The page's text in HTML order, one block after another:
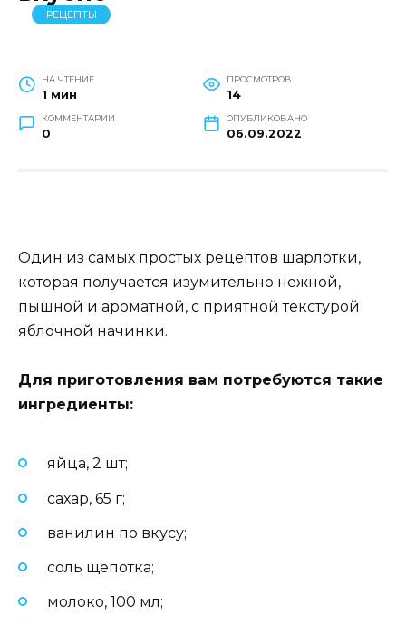
РЕЦЕПТЫ
НА ЧТЕНИЕ
1 мин
ПРОСМОТРОВ
14
КОММЕНТАРИИ
0
ОПУБЛИКОВАНО
06.09.2022
Один из самых простых рецептов шарлотки,
которая получается изумительно нежной,
пышной и ароматной, с приятной текстурой
яблочной начинки.
Для приготовления вам потребуются такие
ингредиенты:
яйца, 2 шт;
сахар, 65 г;
ванилин по вкусу;
соль щепотка;
молоко, 100 мл;